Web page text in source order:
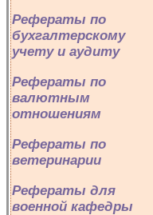
Рефераты по
бухгалтерскому
учету и аудиту
Рефераты по
валютным
отношениям
Рефераты по
ветеринарии
Рефераты для
военной кафедры